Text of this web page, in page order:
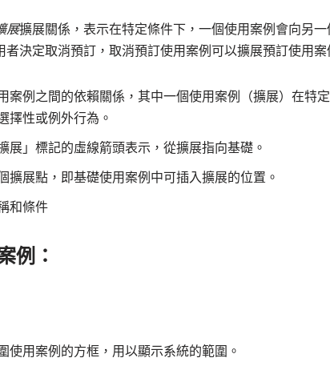
展擴展關係，表示在特定條件下，一個使用案例會向另
者決定取消預訂，取消預訂使用案例可以擴展預訂使用案
案例之間的依賴關係，其中一個使用案例（擴展）在特
擇性或例外行為。
展」標記的虛線箭頭表示，從擴展指向基礎。
擴展點，即基礎使用案例中可插入擴展的位置。
和條件
例：
使用案例的方框，用以顯示系統的範圍。